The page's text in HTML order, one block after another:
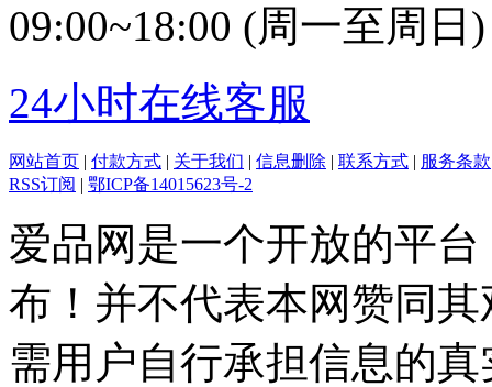
09:00~18:00 (周一至周日)
24小时在线客服
网站首页 | 付款方式 | 关于我们 | 信息删除 | 联系方式 | 服务条款
RSS订阅 | 鄂ICP备14015623号-2
爱品网是一个开放的平
布！并不代表本网赞同
需用户自行承担信息的